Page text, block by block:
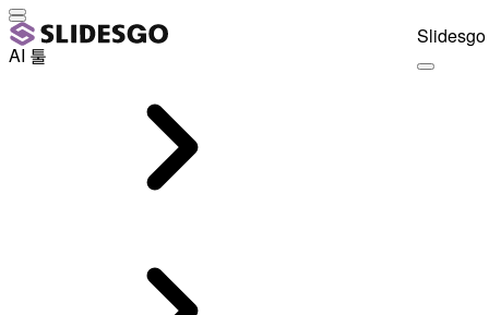
AI 툴